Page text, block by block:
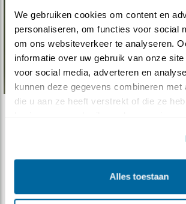
We gebruiken cookies om content en
personaliseren, om functies voor social
om ons websiteverkeer te analyseren.
informatie over uw gebruik van onze
voor social media, adverteren en
kunnen deze gegevens combineren met
die u aan ze heeft verstrekt of die ze
Alles toestaan
07.09.18Lees alles wat u nog niet wist